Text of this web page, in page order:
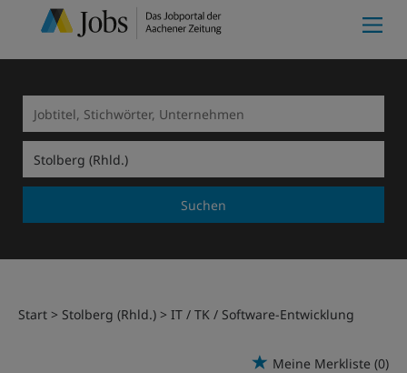
Suchen
Start Stolberg (Rhld.) IT / TK / Software-Entwicklung
Meine Merkliste (0)